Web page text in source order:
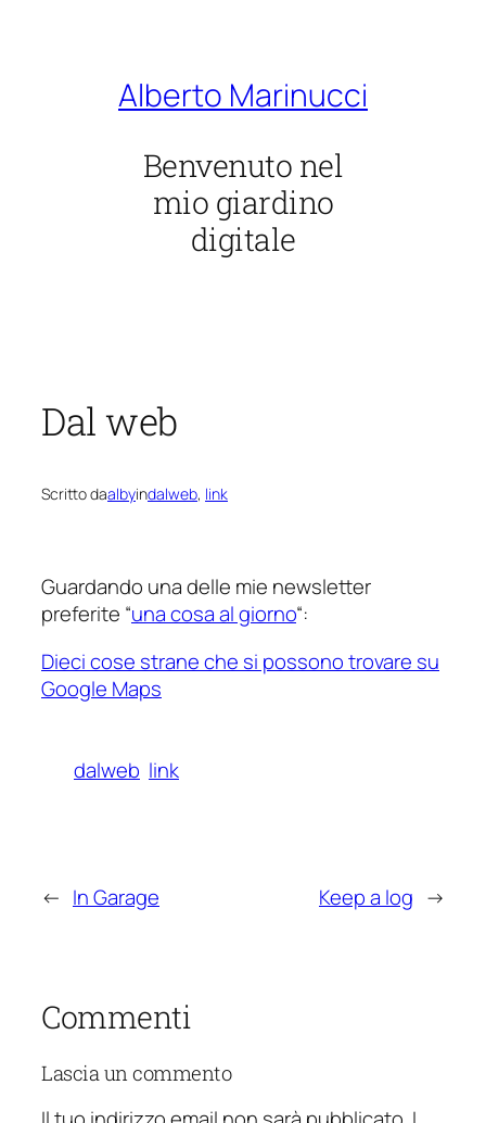
Alberto Marinucci
Benvenuto nel
mio giardino
digitale
Dal web
Scritto daalbyindalweb, link
Guardando una delle mie newsletter
preferite “una cosa al giorno“:
Dieci cose strane che si possono trovare su
Google Maps
dalweb link
← In Garage Keep a log →
Commenti
Lascia un commento